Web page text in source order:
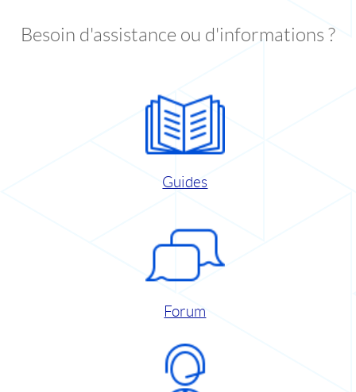
Besoin d'assistance ou d'informations ?
Guides
Forum